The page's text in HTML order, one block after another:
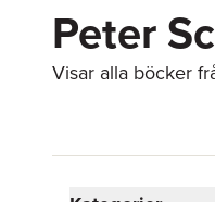
Peter
Visar alla böcker